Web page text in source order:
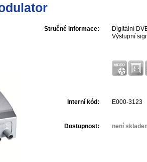
Stručné informace:
Digitální
Výstupní
Interní kód: E000-3123
Dostupnost: není